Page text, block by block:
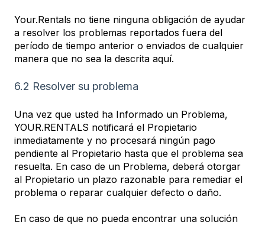
Your.Rentals no tiene ninguna obligación de ayudar
a resolver los problemas reportados fuera del
período de tiempo anterior o enviados de cualquier
manera que no sea la descrita aquí.
6.2 Resolver su problema
Una vez que usted ha Informado un Problema,
YOUR.RENTALS notificará el Propietario
inmediatamente y no procesará ningún pago
pendiente al Propietario hasta que el problema sea
resuelta. En caso de un Problema, deberá otorgar
al Propietario un plazo razonable para remediar el
problema o reparar cualquier defecto o daño.
En caso de que no pueda encontrar una solución